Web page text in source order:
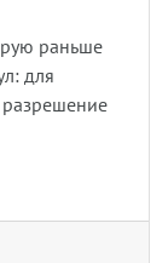
раньше
для
разрешение